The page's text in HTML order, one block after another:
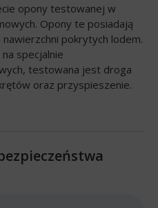
opony testowanej w
Opony te posiadają
pokrytych lodem.
specjalnie
testowana jest droga
oraz przyspieszenie.